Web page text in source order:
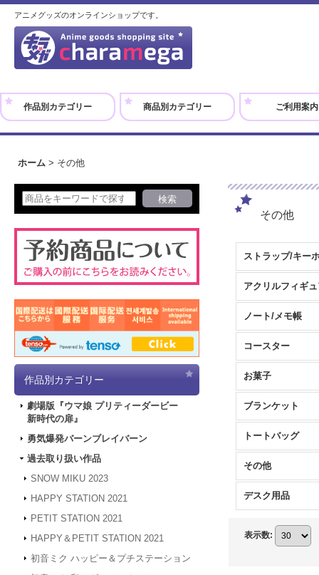
アニメグッズのオンラインショップです。
作品別カテゴリー 商品別カテゴリー ご利用案内
ホーム > その他
作品別カテゴリー
劇場版『ウマ娘 プリティーダービー
新時代の扉』
勇気爆発バーンブレイバーン
過去取り扱い作品
SNOW MIKU 2023
HAPPY STATION 2021
PETIT STATION 2021
HAPPY＆PETIT STATION 2021
初音ミク ハッピー＆プチステーション
その他
ストラップ/キー
ノート/メモ帳
コースター
お菓子
ブランケット
トートバッグ
その他
デスク用品
表示数: